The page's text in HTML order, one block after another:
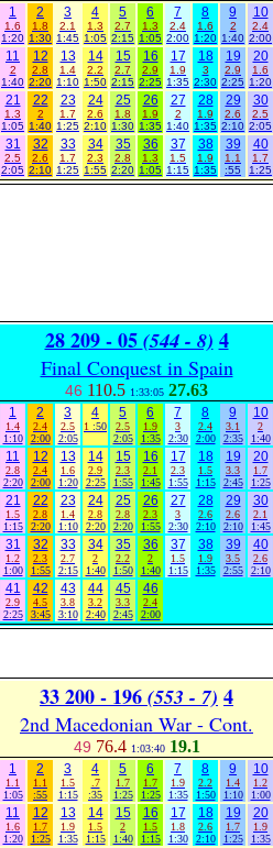
1
1.6
1:20
2
1.8
1:30
3
2.1
1:45
4
1.3
1:05
5
2.7
2:15
6
1.3
1:05
7
2.4
2:00
8
1.6
1:20
9
2
1:40
10
2.4
2:00
11
2
1:40
12
2.8
2:20
13
1.4
1:10
14
2.2
1:50
15
2.7
2:15
16
2.9
2:25
17
1.9
1:35
18
3
2:30
19
2.9
2:25
20
1.6
1:20
21
1.3
1:05
22
2
1:40
23
1.7
1:25
24
2.6
2:10
25
1.8
1:30
26
1.9
1:35
27
2
1:40
28
1.9
1:35
29
2.6
2:10
30
2.5
2:05
31
2.5
2:05
32
2.6
2:10
33
1.7
1:25
34
2.3
1:55
35
2.8
2:20
36
1.3
1:05
37
1.5
1:15
38
1.9
1:35
39
1.1
:55
40
1.7
1:25
28 209 - 05 (544 - 8) 4
Final Conquest in Spain
46 110.5 1:33:05 27.63
1
1.4
1:10
2
2.4
2:00
3
2.5
2:05
4
1 :50
5
2.5
2:05
6
1.9
1:35
7
3
2:30
8
2.4
2:00
9
3.1
2:35
10
2
1:40
11
2.8
2:20
12
2.4
2:00
13
1.6
1:20
14
2.9
2:25
15
2.3
1:55
16
2.1
1:45
17
2.3
1:55
18
1.5
1:15
19
3.3
2:45
20
1.7
1:25
21
1.5
1:15
22
2.8
2:20
23
1.4
1:10
24
2.8
2:20
25
2.8
2:20
26
2.3
1:55
27
3
2:30
28
2.6
2:10
29
2.6
2:10
30
2.1
1:45
31
1.2
1:00
32
2.3
1:55
33
2.7
2:15
34
2
1:40
35
2.2
1:50
36
2
1:40
37
1.5
1:15
38
1.9
1:35
39
3.5
2:55
40
2.6
2:10
41
2.9
2:25
42
4.5
3:45
43
3.8
3:10
44
3.2
2:40
45
3.3
2:45
46
2.4
2:00
33 200 - 196 (553 - 7) 4
2nd Macedonian War - Cont.
49 76.4 1:03:40 19.1
1
1.1
1:05
2
1.1
:55
3
1.5
1:15
4
.7
:35
5
1.7
1:25
6
1.7
1:25
7
1.9
1:35
8
2.2
1:50
9
1.4
1:10
10
1.2
1:00
11
1.6
1:20
12
1.7
1:25
13
1.9
1:35
14
1.5
1:15
15
2
1:40
16
1.5
1:15
17
1.8
1:30
18
2.6
2:10
19
1.7
1:25
20
1.9
1:35